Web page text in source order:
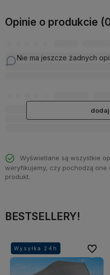
Opinie o produkcie
Nie ma jeszcze żadnych
Wyświetlane są wszystkie
weryfikujemy, czy pochodzą
produkt.
BESTSELLERY!
Wysyłka 24h
Wysyłka 24h
Wysyłka 24h Do